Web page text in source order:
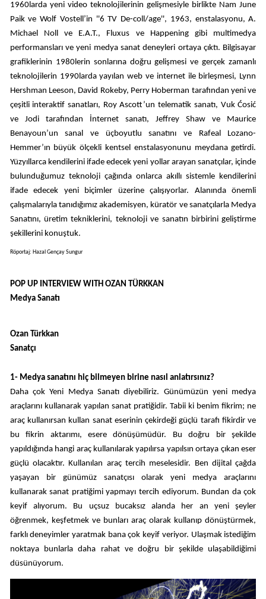
1960larda yeni video teknolojilerinin gelişmesiyle birlikte Nam June
Paik ve Wolf Vostell’in ''6 TV De-coll/age'', 1963, enstalasyonu, A.
Michael Noll ve E.A.T., Fluxus ve Happening gibi multimedya
performansları ve yeni medya sanat deneyleri ortaya çıktı. Bilgisayar
grafiklerinin 1980lerin sonlarına doğru gelişmesi ve gerçek zamanlı
teknolojilerin 1990larda yayılan web ve internet ile birleşmesi, Lynn
Hershman Leeson, David Rokeby, Perry Hoberman tarafından yeni ve
çeşitli interaktif sanatları, Roy Ascott’un telematik sanatı, Vuk Ćosić
ve Jodi tarafından İnternet sanatı, Jeffrey Shaw ve Maurice
Benayoun’un sanal ve üçboyutlu sanatını ve Rafeal Lozano-
Hemmer’ın büyük ölçekli kentsel enstalasyonunu meydana getirdi.
Yüzyıllarca kendilerini ifade edecek yeni yollar arayan sanatçılar, içinde
bulunduğumuz teknoloji çağında onlarca akıllı sistemle kendilerini
ifade edecek yeni biçimler üzerine çalışıyorlar. Alanında önemli
çalışmalarıyla tanıdığımız akademisyen, küratör ve sanatçılarla Medya
Sanatını, üretim tekniklerini, teknoloji ve sanatın birbirini geliştirme
şekillerini konuştuk.
Röportaj: Hazal Gençay Sungur
POP UP INTERVIEW WITH OZAN TÜRKKAN
Medya Sanatı
Ozan Türkkan
Sanatçı
1- Medya sanatını hiç bilmeyen birine nasıl anlatırsınız?
Daha çok Yeni Medya Sanatı diyebiliriz. Günümüzün yeni medya
araçlarını kullanarak yapılan sanat pratiğidir. Tabii ki benim fikrim; ne
araç kullanırsan kullan sanat eserinin çekirdeği güçlü tarafı fikirdir ve
bu fikrin aktarımı, esere dönüşümüdür. Bu doğru bir şekilde
yapıldığında hangi araç kullanılarak yapılırsa yapılsın ortaya çıkan eser
güçlü olacaktır. Kullanılan araç tercih meselesidir. Ben dijital çağda
yaşayan bir günümüz sanatçısı olarak yeni medya araçlarını
kullanarak sanat pratiğimi yapmayı tercih ediyorum. Bundan da çok
keyif alıyorum. Bu uçsuz bucaksız alanda her an yeni şeyler
öğrenmek, keşfetmek ve bunları araç olarak kullanıp dönüştürmek,
farklı deneyimler yaratmak bana çok keyif veriyor. Ulaşmak istediğim
noktaya bunlarla daha rahat ve doğru bir şekilde ulaşabildiğimi
düsünüyorum.